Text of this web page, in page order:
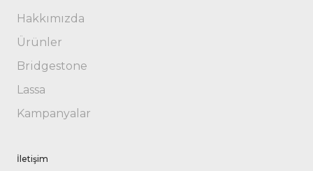
Hakkımızda
Ürünler
Bridgestone
Lassa
Kampanyalar
İletişim